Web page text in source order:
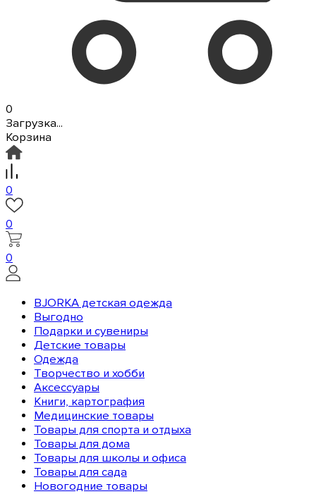
0
Загрузка...
Корзина
0
0
0
BJORKA детская одежда
Выгодно
Подарки и сувениры
Детские товары
Одежда
Творчество и хобби
Аксессуары
Книги, картография
Медицинские товары
Товары для спорта и отдыха
Товары для дома
Товары для школы и офиса
Товары для сада
Новогодние товары